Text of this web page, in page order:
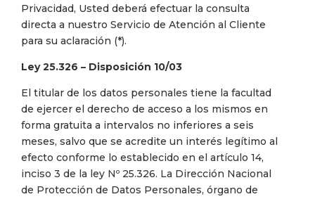
Privacidad, Usted deberá efectuar la consulta
directa a nuestro Servicio de Atención al Cliente
para su aclaración (*).
Ley 25.326 – Disposición 10/03
El titular de los datos personales tiene la facultad
de ejercer el derecho de acceso a los mismos en
forma gratuita a intervalos no inferiores a seis
meses, salvo que se acredite un interés legítimo al
efecto conforme lo establecido en el artículo 14,
inciso 3 de la ley Nº 25.326. La Dirección Nacional
de Protección de Datos Personales, órgano de